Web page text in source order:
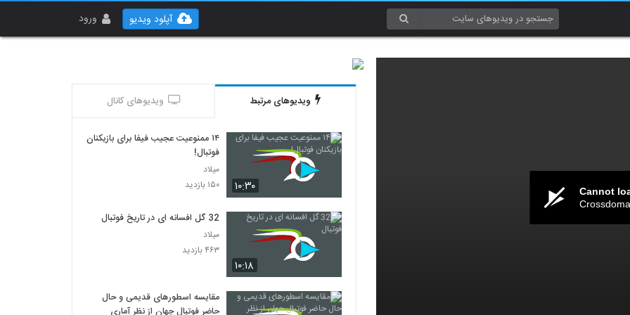
ورود آپلود ویدیو
Cannot
ویدیوهای مرتبط ویدیوهای کانال
۱۰:۳۰
۱۴ ممنوعیت عجیب فیفا برای بازیکنان
فوتبال!
میلاد
۱۵۰ بازدید
۱۰:۱۸
32 گل افسانه ای در تاریخ فوتبال
میلاد
۴۶۳ بازدید
مقایسه اسطورهای قدیمی و حال
حاضر فوتبال جهان از نظر آماری